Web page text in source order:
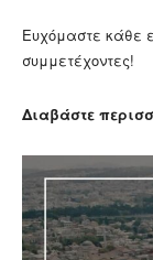
Ευχόμαστε κάθε
συμμετέχοντες!
Διαβάστε